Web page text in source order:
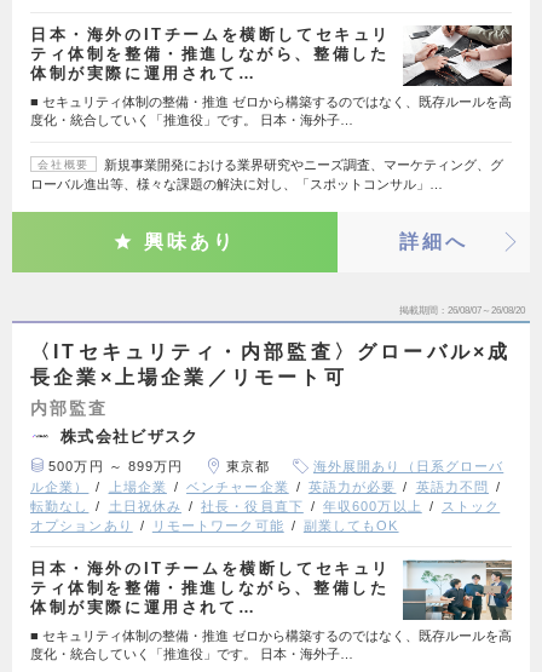
日本・海外のITチームを横断してセキュリ
ティ体制を整備・推進しながら、整備した
体制が実際に運用されて…
■ セキュリティ体制の整備・推進 ゼロから構築するのではなく、既存ルールを高
度化・統合していく「推進役」です。 日本・海外子…
会社概要
新規事業開発における業界研究やニーズ調査、マーケティング、グ
ローバル進出等、様々な課題の解決に対し、「スポットコンサル」…
興味あり 詳細へ
掲載期間 26/08/07～26/08/20
〈ITセキュリティ・内部監査〉グローバル×成
長企業×上場企業／リモート可
内部監査
株式会社ビザスク
500万円 ～ 899万円 東京都
海外展開あり（日系グローバ
ル企業）
上場企業 ベンチャー企業 英語力が必要
英語力不問
転勤なし
土日祝休み 社長・役員直下 年収600万以上
ストック
オプションあり
リモートワーク可能 副業してもOK
日本・海外のITチームを横断してセキュリ
ティ体制を整備・推進しながら、整備した
体制が実際に運用されて…
■ セキュリティ体制の整備・推進 ゼロから構築するのではなく、既存ルールを高
度化・統合していく「推進役」です。 日本・海外子…